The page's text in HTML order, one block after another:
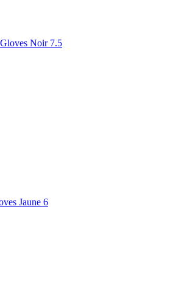
Noir 7.5
Jaune 6